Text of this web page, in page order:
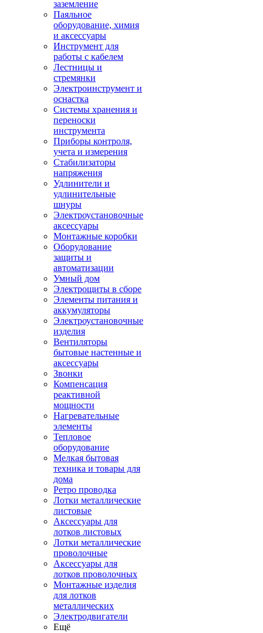
заземление
Паяльное
оборудование, химия
и аксессуары
Инструмент для
работы с кабелем
Лестницы и
стремянки
Электроинструмент и
оснастка
Системы хранения и
переноски
инструмента
Приборы контроля,
учета и измерения
Стабилизаторы
напряжения
Удлинители и
удлинительные
шнуры
Электроустановочные
аксессуары
Монтажные коробки
Оборудование
защиты и
автоматизации
Умный дом
Электрощиты в сборе
Элементы питания и
аккумуляторы
Электроустановочные
изделия
Вентиляторы
бытовые настенные и
аксессуары
Звонки
Компенсация
реактивной
мощности
Нагревательные
элементы
Тепловое
оборудование
Мелкая бытовая
техника и товары для
дома
Ретро проводка
Лотки металлические
листовые
Аксессуары для
лотков листовых
Лотки металлические
проволочные
Аксессуары для
лотков проволочных
Монтажные изделия
для лотков
металлических
Электродвигатели
Ещё